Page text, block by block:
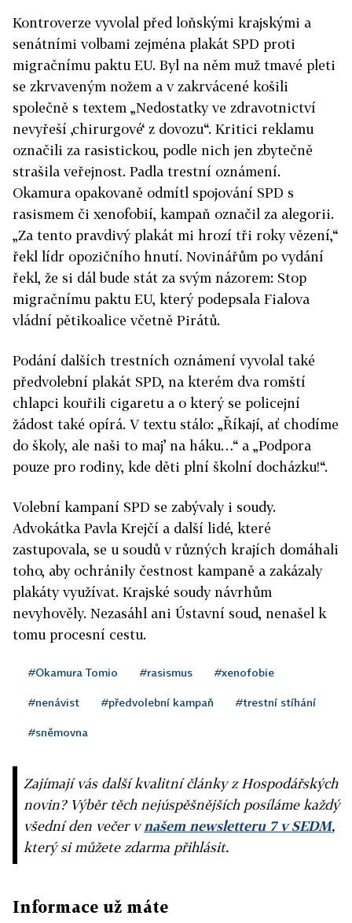
Kontroverze vyvolal před loňskými krajskými a
senátními volbami zejména plakát SPD proti
migračnímu paktu EU. Byl na něm muž tmavé pleti
se zkrvaveným nožem a v zakrvácené košili
společně s textem „Nedostatky ve zdravotnictví
nevyřeší ‚chirurgové‘ z dovozu“. Kritici reklamu
označili za rasistickou, podle nich jen zbytečně
strašila veřejnost. Padla trestní oznámení.
Okamura opakovaně odmítl spojování SPD s
rasismem či xenofobií, kampaň označil za alegorii.
„Za tento pravdivý plakát mi hrozí tři roky vězení,“
řekl lídr opozičního hnutí. Novinářům po vydání
řekl, že si dál bude stát za svým názorem: Stop
migračnímu paktu EU, který podepsala Fialova
vládní pětikoalice včetně Pirátů.
Podání dalších trestních oznámení vyvolal také
předvolební plakát SPD, na kterém dva romští
chlapci kouřili cigaretu a o který se policejní
žádost také opírá. V textu stálo: „Říkají, ať chodíme
do školy, ale naši to maj’ na háku…“ a „Podpora
pouze pro rodiny, kde děti plní školní docházku!“.
Volební kampaní SPD se zabývaly i soudy.
Advokátka Pavla Krejčí a další lidé, které
zastupovala, se u soudů v různých krajích domáhali
toho, aby ochránily čestnost kampaně a zakázaly
plakáty využívat. Krajské soudy návrhům
nevyhověly. Nezasáhl ani Ústavní soud, nenašel k
tomu procesní cestu.
#Okamura Tomio #rasismus #xenofobie
#nenávist #předvolební kampaň #trestní stíhání
#sněmovna
Zajímají vás další kvalitní články z Hospodářských
novin? Výběr těch nejúspěšnějších posíláme každý
všední den večer vnašem newsletteru 7 v SEDM,
který si můžete zdarma přihlásit.
Informace už máte